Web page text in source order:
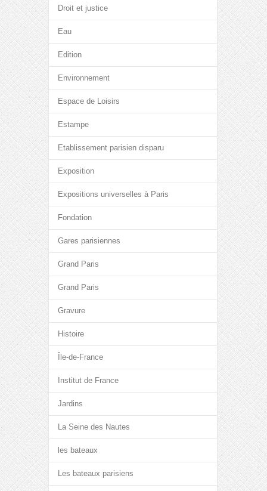
Droit et justice
Eau
Edition
Environnement
Espace de Loisirs
Estampe
Etablissement parisien disparu
Exposition
Expositions universelles à Paris
Fondation
Gares parisiennes
Grand Paris
Grand Paris
Gravure
Histoire
Île-de-France
Institut de France
Jardins
La Seine des Nautes
les bateaux
Les bateaux parisiens